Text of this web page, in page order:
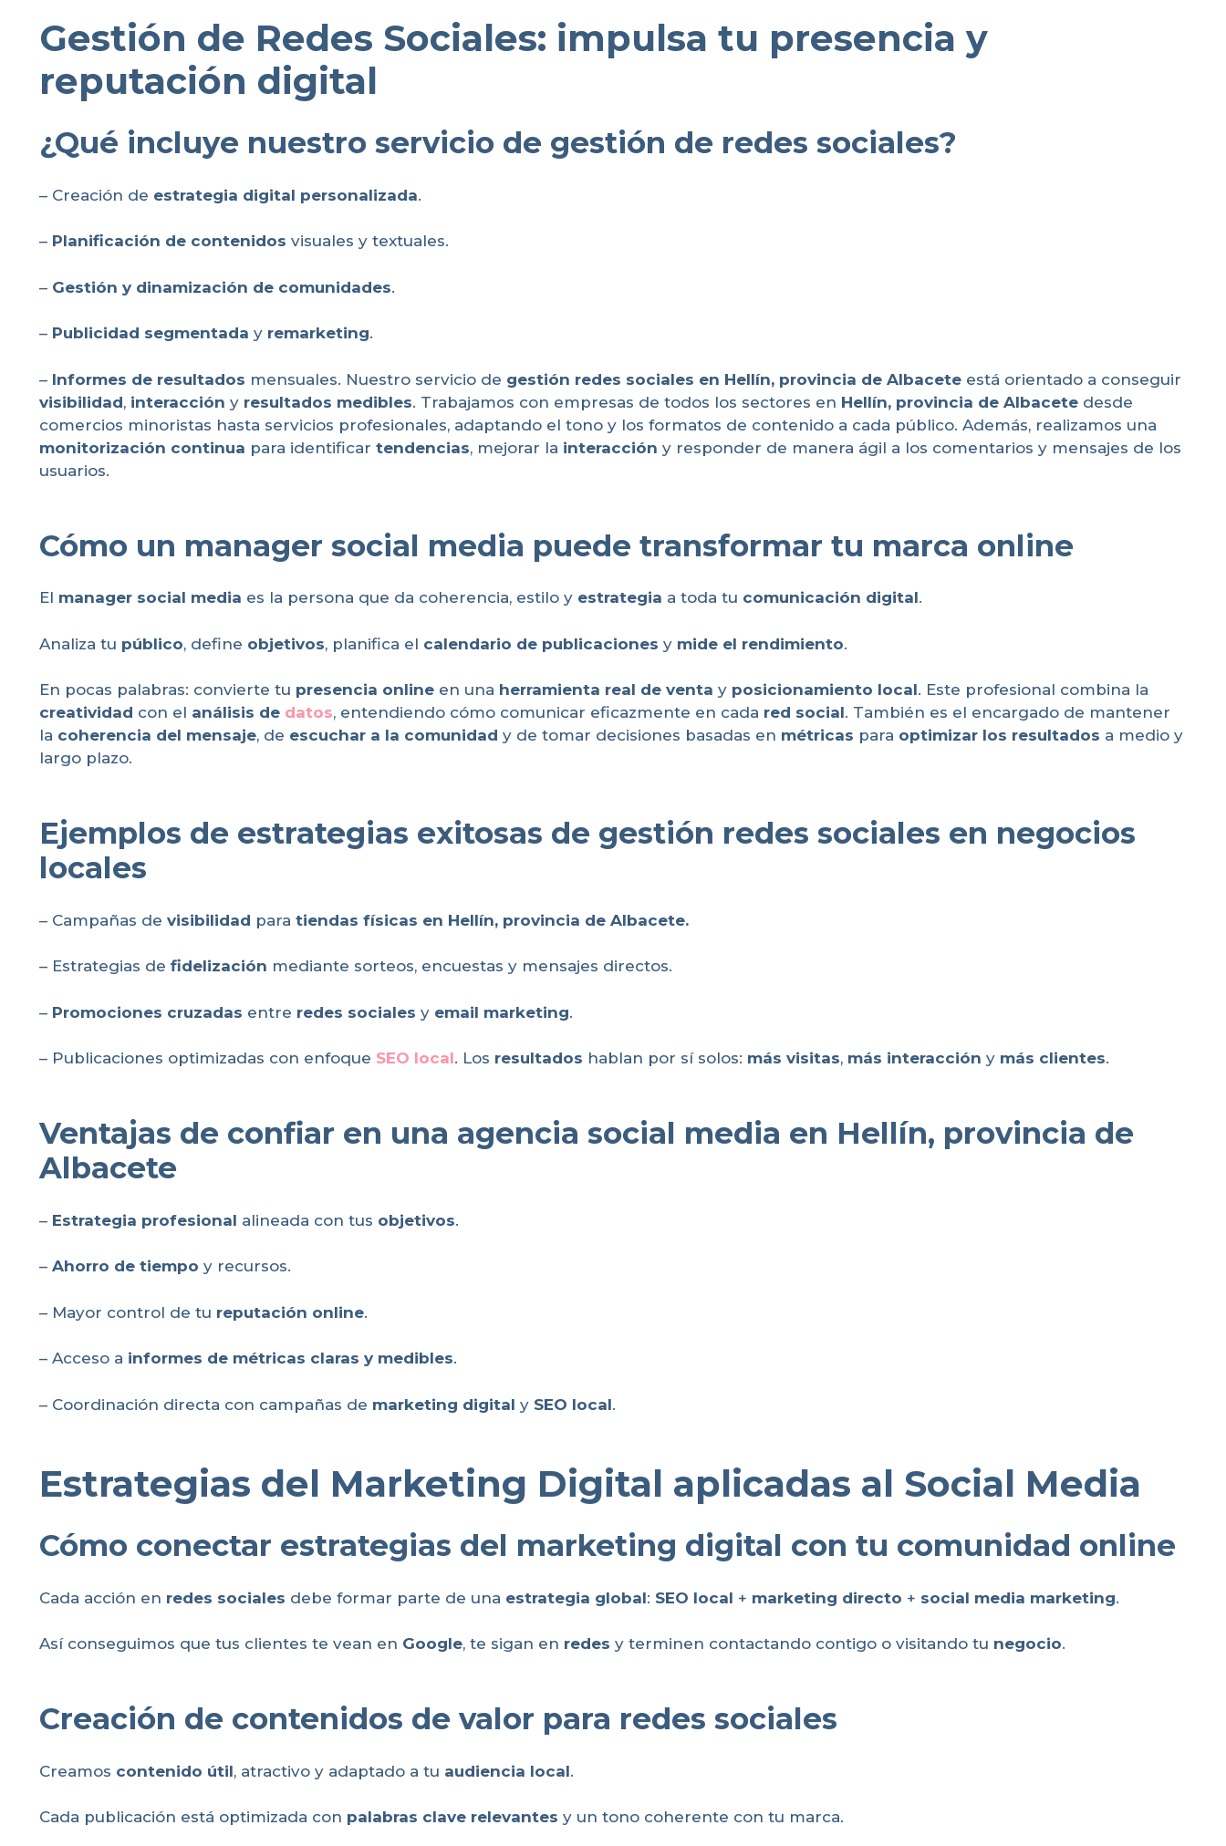
Gestión de Redes Sociales: impulsa tu presencia y
reputación digital
¿Qué incluye nuestro servicio de gestión de redes sociales?
– Creación de estrategia digital personalizada.
– Planificación de contenidos visuales y textuales.
– Gestión y dinamización de comunidades.
– Publicidad segmentada y remarketing.
– Informes de resultados mensuales. Nuestro servicio de gestión redes sociales en Hellín, provincia de Albacete está orientado a conseguir
visibilidad, interacción y resultados medibles. Trabajamos con empresas de todos los sectores en Hellín, provincia de Albacete desde
comercios minoristas hasta servicios profesionales, adaptando el tono y los formatos de contenido a cada público. Además, realizamos una
monitorización continua para identificar tendencias, mejorar la interacción y responder de manera ágil a los comentarios y mensajes de los
usuarios.
Cómo un manager social media puede transformar tu marca online
El manager social media es la persona que da coherencia, estilo y estrategia a toda tu comunicación digital.
Analiza tu público, define objetivos, planifica el calendario de publicaciones y mide el rendimiento.
En pocas palabras: convierte tu presencia onlineen una herramienta real de venta y posicionamiento local. Este profesional combina la
creatividad con el análisis de datos, entendiendo cómo comunicar eficazmente en cada red social. También es el encargado de mantener
la coherencia del mensaje, de escuchar a la comunidad y de tomar decisiones basadas en métricas para optimizar los resultados a medio y
largo plazo.
Ejemplos de estrategias exitosas de gestión redes sociales en negocios
locales
– Campañas de visibilidad para tiendas físicas en Hellín, provincia de Albacete.
– Estrategias de fidelización mediante sorteos, encuestas y mensajes directos.
– Promociones cruzadas entre redes sociales y email marketing.
– Publicaciones optimizadas con enfoque SEO local. Los resultados hablan por sí solos: más visitas, más interacción y más clientes.
Ventajas de confiar en una agencia social media en Hellín, provincia de
Albacete
– Estrategia profesional alineada con tus objetivos.
– Ahorro de tiempo y recursos.
– Mayor control de tu reputación online.
– Acceso a informes de métricas claras y medibles.
– Coordinación directa con campañas de marketing digital y SEO local.
Estrategias del Marketing Digital aplicadas al Social Media
Cómo conectar estrategias del marketing digital con tu comunidad online
Cada acción en redes sociales debe formar parte de una estrategia global: SEO local + marketing directo + social media marketing.
Así conseguimos que tus clientes te vean en Google, te sigan en redes y terminen contactando contigo o visitando tu negocio.
Creación de contenidos de valor para redes sociales
Creamos contenido útil, atractivo y adaptado a tu audiencia local.
Cada publicación está optimizada con palabras clave relevantes y un tono coherente con tu marca.